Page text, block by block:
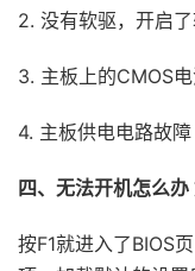
2. 没有软驱，开启
3. 主板上的CMOS
4. 主板供电电路故障
四、无法开机怎么
按F1就进入了BIOS